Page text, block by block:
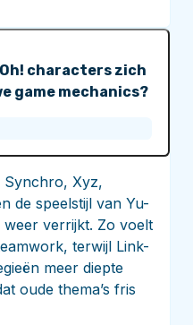
characters zich
game mechanics?
Synchro, Xyz,
de speelstijl van Yu-
weer verrijkt. Zo voelt
terwijl Link-
meer diepte
oude thema’s fris